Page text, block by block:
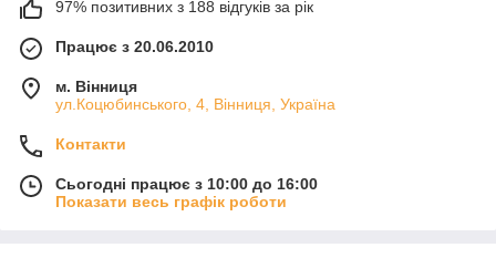
97% позитивних з 188 відгуків за рік
Працює з 20.06.2010
м. Вінниця
ул.Коцюбинського, 4, Вінниця, Україна
Контакти
Сьогодні працює з 10:00 до 16:00
Показати весь графік роботи